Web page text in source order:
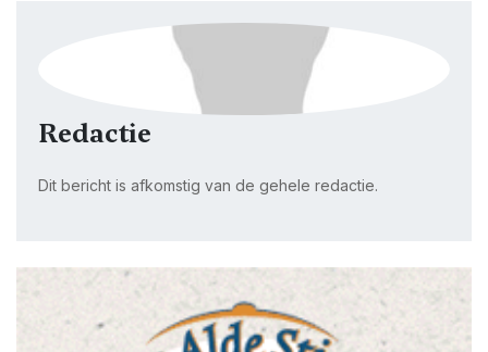
Redactie
Dit bericht is afkomstig van de gehele redactie.